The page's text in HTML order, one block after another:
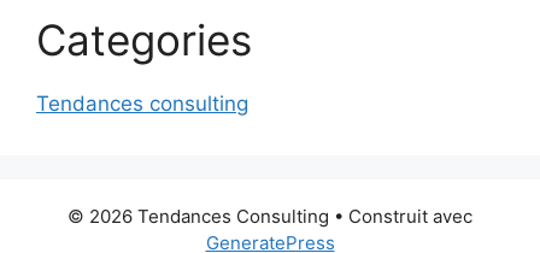
Categories
Tendances consulting
© 2026 Tendances Consulting • Construit avec
GeneratePress